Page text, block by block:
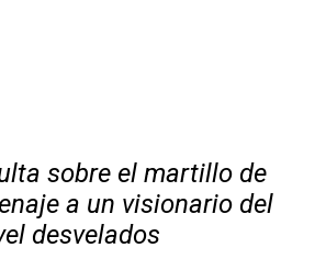
sobre el martillo de
a un visionario del
desvelados